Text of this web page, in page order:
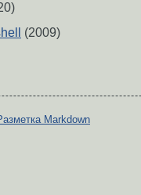
(2009)
Markdown